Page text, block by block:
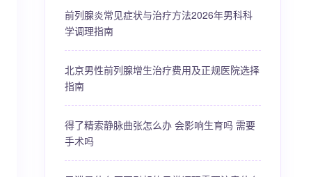
前列腺炎常见症状与治疗方法2026年男科科
学调理指南
北京男性前列腺增生治疗费用及正规医院选择
指南
得了精索静脉曲张怎么办 会影响生育吗 需要
手术吗